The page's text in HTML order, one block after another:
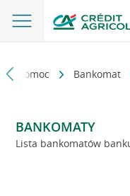
i pomoc Bankomat
BANKOMATY
Lista bankomatów